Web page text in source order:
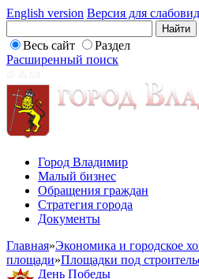
English version Версия для
Весь сайт
Раздел
Расширенный поиск
Город Владимир
Малый бизнес
Обращения граждан
Стратегия города
Документы
Главная»Экономика и городское
площади»Площадки под
День Победы